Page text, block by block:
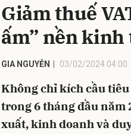
Giảm thuế
ấm” nền kinh
GIA NGUYỄN 03/02/2024 04:00
Không chỉ kích cầu
trong 6 tháng đầu năm
xuất, kinh doanh và